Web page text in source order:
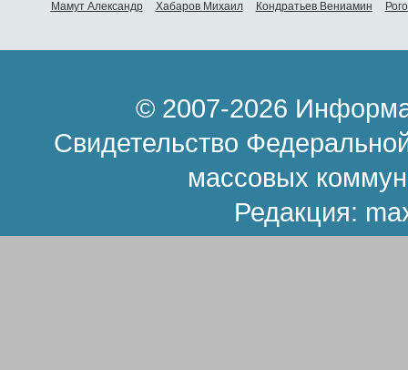
Мамут Александр
Хабаров Михаил Кондратьев Вениамин
© 2007-2026
Свидетельство
массовых
Редакция: